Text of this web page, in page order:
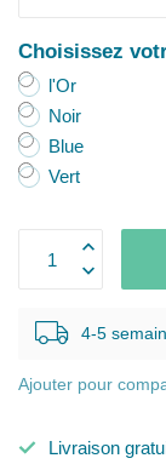
Choisissez
l'Or
Noir
Blue
Vert
4-5
Ajouter pour
Livraison